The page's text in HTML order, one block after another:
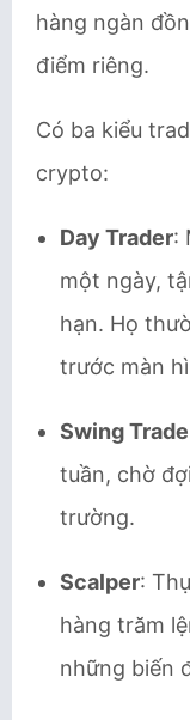
hàng ngàn
điểm riêng.
Có ba kiểu
crypto:
Day Trader:
một ngày,
hạn. Họ
trước màn
Swing
tuần, chờ
trường.
Scalper:
hàng trăm
những biến